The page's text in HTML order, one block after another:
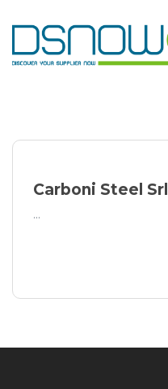
to
content
Carboni Steel Srl
...